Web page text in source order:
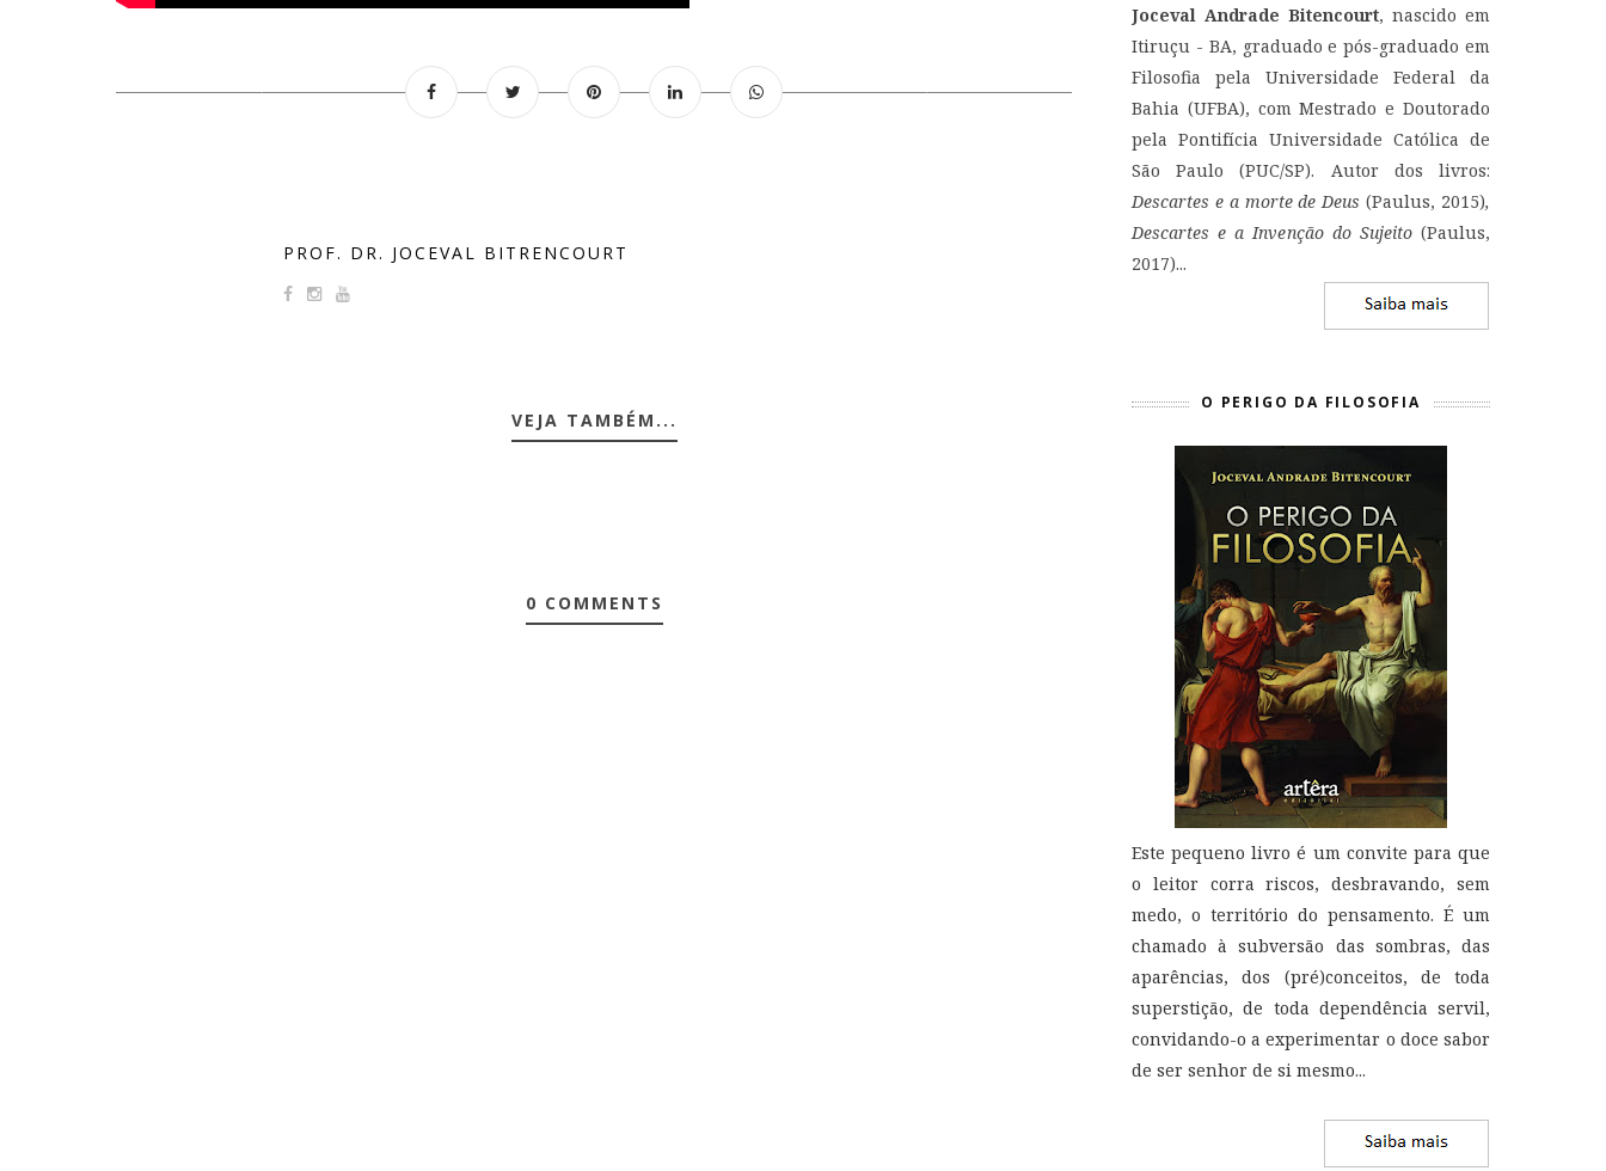
PROF. DR. JOCEVAL BITRENCOURT
VEJA TAMBÉM...
0 COMMENTS
Joceval Andrade Bitencourt, nascido em
Itiruçu - BA, graduado e pós-graduado em
Filosofia pela Universidade Federal da
Bahia (UFBA), com Mestrado e Doutorado
pela Pontifícia Universidade Católica de
São Paulo (PUC/SP). Autor dos livros:
Descartes e a morte de Deus(Paulus, 2015),
Descartes e a Invenção do Sujeito (Paulus,
2017)...
O PERIGO DA FILOSOFIA
Este pequeno livro é um convite para que
o leitor corra riscos, desbravando, sem
medo, o território do pensamento. É um
chamado à subversão das sombras, das
aparências, dos (pré)conceitos, de toda
superstição, de toda dependência servil,
convidando-o a experimentar o doce sabor
de ser senhor de si mesmo...